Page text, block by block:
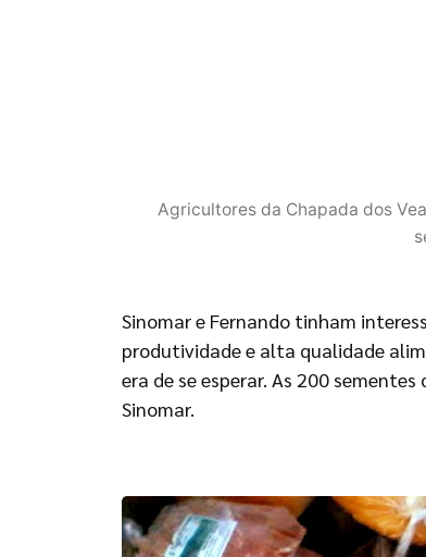
Agricultores da Chapada dos
Sinomar e Fernando tinham
produtividade e alta qualidade
era de se esperar. As 200
Sinomar.